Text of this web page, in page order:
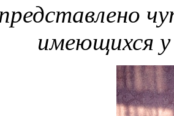
имеющихся